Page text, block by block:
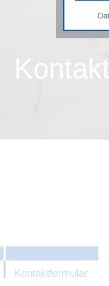
Kontaktformular